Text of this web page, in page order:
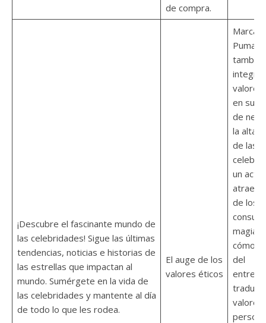
de compra.
¡Descubre el fascinante mundo de
las celebridades! Sigue las últimas
tendencias, noticias e historias de
las estrellas que impactan al
mundo. Sumérgete en la vida de
las celebridades y mantente al día
de todo lo que les rodea.
El auge de los
valores éticos
Marcas
Puma y
valores
en sus
de
la alta
de las
un
atrae la
de los
magia
cómo
del
valores